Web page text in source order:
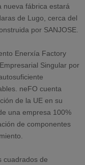
nueva fábrica estará
de Lugo, cerca del
por SANJOSE.
Enerxía Factory
Singular por
neFO cuenta
de la UE en su
una empresa 100%
de componentes
cuadrados de